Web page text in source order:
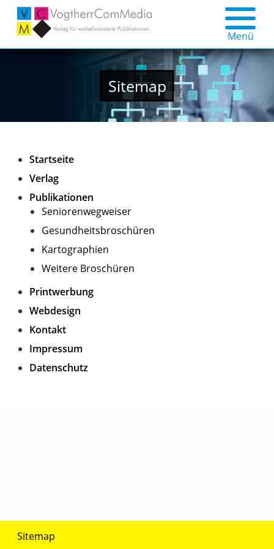
Menü
Sitemap
Startseite
Verlag
Publikationen
Seniorenwegweiser
Gesundheitsbroschüren
Kartographien
Weitere Broschüren
Printwerbung
Webdesign
Kontakt
Impressum
Datenschutz
Sitemap